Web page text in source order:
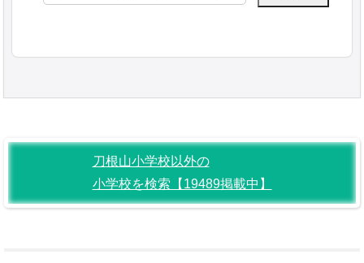
刀根山小学校以外の
小学校を検索【19489掲載中】